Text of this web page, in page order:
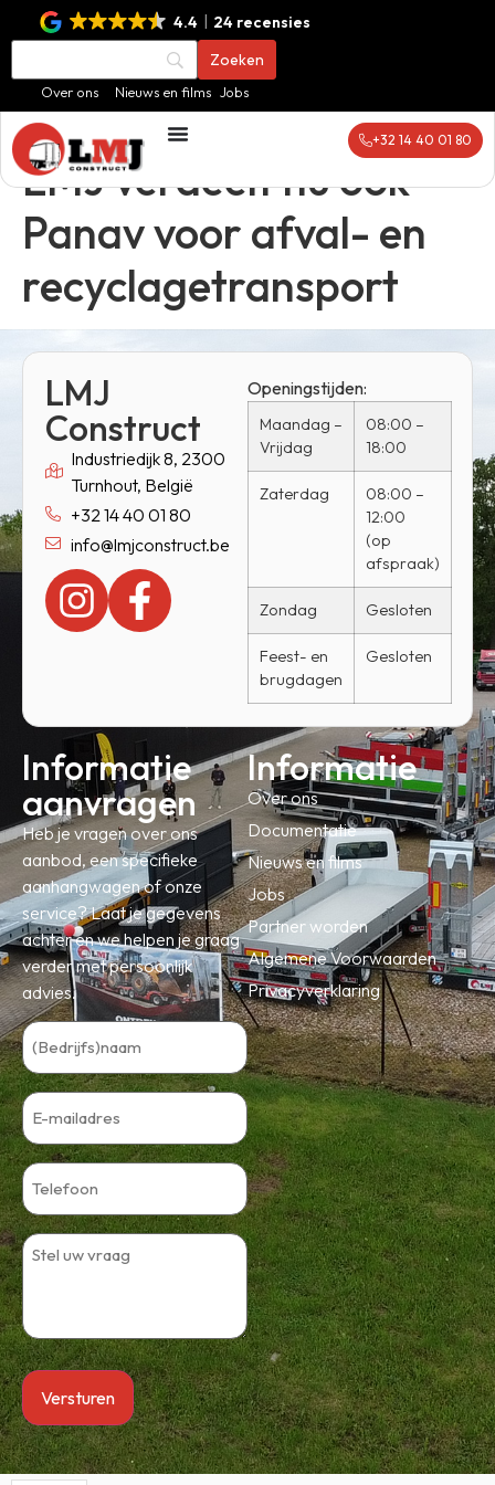
4.4 24 recensies
Over ons Nieuws en films Jobs
+32 14 40 01 80
LMJ verdeelt nu ook
Panav voor afval- en
recyclagetransport
LMJ
Construct
Industriedijk 8, 2300
Turnhout, België
+32 14 40 01 80
info@lmjconstruct.be
Openingstijden:
Maandag –
Vrijdag
08:00 –
18:00
Zaterdag
08:00 –
12:00
(op
afspraak)
Zondag Gesloten
Feest- en
brugdagen
Gesloten
Informatie
aanvragen
Heb je vragen over ons
aanbod, een specifieke
aanhangwagen of onze
service? Laat je gegevens
achter en we helpen je graag
verder met persoonlijk
advies.
Informatie
Over ons
Documentatie
Nieuws en films
Jobs
Partner worden
Algemene Voorwaarden
Privacyverklaring